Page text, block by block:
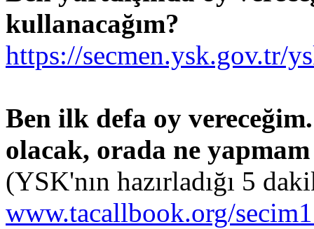
kullanacağım?
https://secmen.ysk.gov.tr/
Ben ilk defa oy
olacak, orada ne yapmam
(YSK'nın hazırladığı 5
www.tacallbook.org/